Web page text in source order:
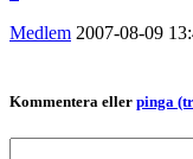
Medlem 2007-08-09
Kommentera eller pinga